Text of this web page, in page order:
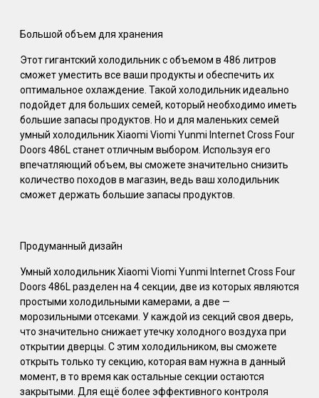
Большой объем для хранения
Этот гигантский холодильник с объемом в 486 литров
сможет уместить все ваши продукты и обеспечить их
оптимальное охлаждение. Такой холодильник идеально
подойдет для больших семей, который необходимо иметь
большие запасы продуктов. Но и для маленьких семей
умный холодильник Xiaomi Viomi Yunmi Internet Cross Four
Doors 486L станет отличным выбором. Используя его
впечатляющий объем, вы сможете значительно снизить
количество походов в магазин, ведь ваш холодильник
сможет держать большие запасы продуктов.
Продуманный дизайн
Умный холодильник Xiaomi Viomi Yunmi Internet Cross Four
Doors 486L разделен на 4 секции, две из которых являются
простыми холодильными камерами, а две —
морозильными отсеками. У каждой из секций своя дверь,
что значительно снижает утечку холодного воздуха при
открытии дверцы. С этим холодильником, вы сможете
открыть только ту секцию, которая вам нужна в данный
момент, в то время как остальные секции остаются
закрытыми. Для ещё более эффективного контроля